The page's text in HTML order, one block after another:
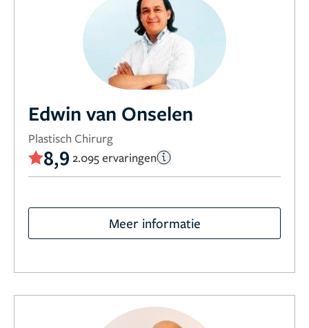
Edwin van Onselen
Plastisch Chirurg
8,9 2.095 ervaringen
Meer informatie